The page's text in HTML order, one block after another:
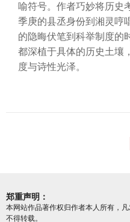
喻符号。作者巧妙将历
季庚的县丞身份到湘灵哼
的隐晦伏笔到科举制度的
都深植于具体的历史土壤
度与诗性光泽。
郑重声明：
本网站作品著作权归作者本人所有，
不得转载。